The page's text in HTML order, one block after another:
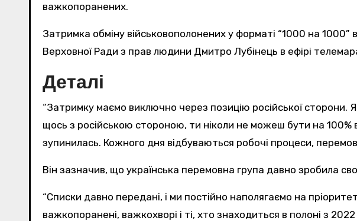
важкопоранених.
Затримка обміну військовополонених у форматі “1000 на 1000” відбувається виключно через позицію росії. Про це заявив Уповноважений
Верховної Ради з прав людини Дмитро Лубінець в ефірі
Деталі
“Затримку маємо виключно через позицію російської
щось з російською стороною, ти ніколи не можеш бути на
зупинилась. Кожного дня відбуваються робочі процеси,
Він зазначив, що українська перемовна група давно зробила
“Списки давно передані, і ми постійно наполягаємо на
важкопоранені, важкохворі і ті, хто знаходиться в полоні з